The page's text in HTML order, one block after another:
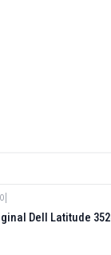
Dell Latitude